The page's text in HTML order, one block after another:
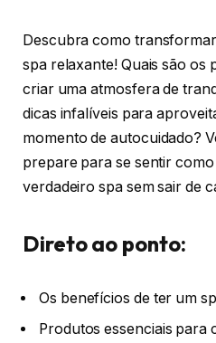
Descubra como
spa relaxante! Quais são os
criar uma atmosfera de
dicas infalíveis para
momento de autocuidado?
prepare para se sentir
verdadeiro spa sem sair de
Direto ao ponto:
Os benefícios de ter um
Produtos essenciais para